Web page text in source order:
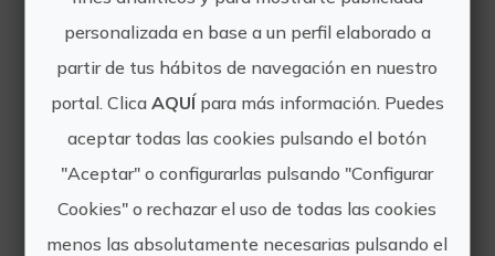
Horario:
10.00h 11.00h
17.00h 19.00h
Precio:
25€ por persona
Consultar tarifas
personalizada en base a un perfil elaborado a
partir de tus hábitos de navegación en nuestro
portal. Clica AQUÍ para más información. Puedes
aceptar todas las cookies pulsando el botón
"Aceptar" o configurarlas pulsando "Configurar
Cookies" o rechazar el uso de todas las cookies
menos las absolutamente necesarias pulsando el